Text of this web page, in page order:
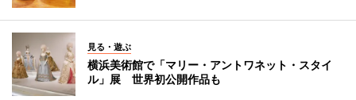
見る・遊ぶ
横浜美術館で「マリー・アントワネット・スタイ
ル」展 世界初公開作品も